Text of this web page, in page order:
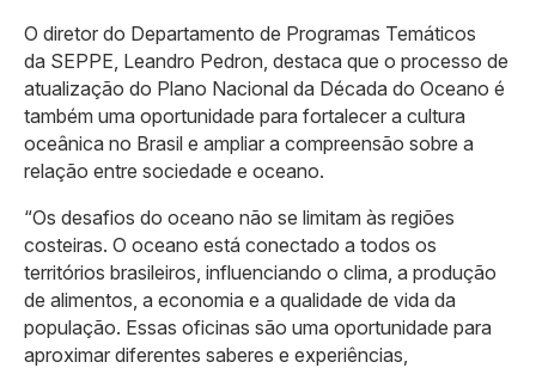
O diretor do Departamento de Programas Temáticos
da SEPPE, Leandro Pedron, destaca que o processo de
atualização do Plano Nacional da Década do Oceano é
também uma oportunidade para fortalecer a cultura
oceânica no Brasil e ampliar a compreensão sobre a
relação entre sociedade e oceano.
“Os desafios do oceano não se limitam às regiões
costeiras. O oceano está conectado a todos os
territórios brasileiros, influenciando o clima, a produção
de alimentos, a economia e a qualidade de vida da
população. Essas oficinas são uma oportunidade para
aproximar diferentes saberes e experiências,